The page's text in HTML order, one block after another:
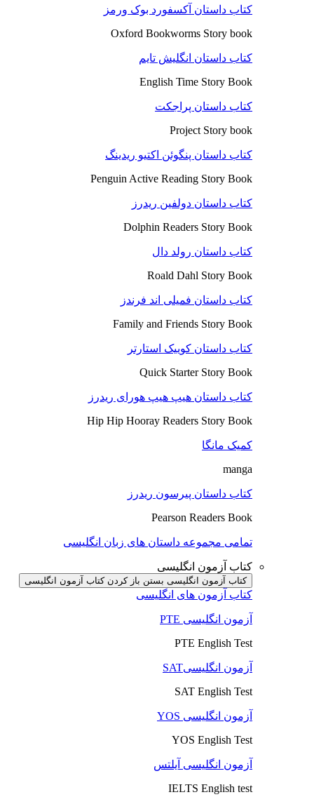
کتاب داستان آکسفورد بوک ورمز
Oxford Bookworms Story book
کتاب داستان انگلیش تایم
English Time Story Book
کتاب داستان پراجکت
Project Story book
کتاب داستان پنگوئن اکتیو ریدینگ
Penguin Active Reading Story Book
کتاب داستان دولفین ریدرز
Dolphin Readers Story Book
کتاب داستان رولد دال
Roald Dahl Story Book
کتاب داستان فمیلی اند فرندز
Family and Friends Story Book
کتاب داستان کوییک استارتر
Quick Starter Story Book
کتاب داستان هیپ هیپ هورای ریدرز
Hip Hip Hooray Readers Story Book
کمیک مانگا
manga
کتاب داستان پیرسون ریدرز
Pearson Readers Book
تمامی مجموعه داستان های زبان انگلیسی
کتاب آزمون انگلیسی
کتاب آزمون انگلیسی بستن باز کردن کتاب آزمون انگلیسی
کتاب آزمون های انگلیسی
آزمون انگلیسی PTE
PTE English Test
آزمون انگلیسیSAT
SAT English Test
آزمون انگلیسی YOS
YOS English Test
آزمون انگلیسی آیلتس
IELTS English test